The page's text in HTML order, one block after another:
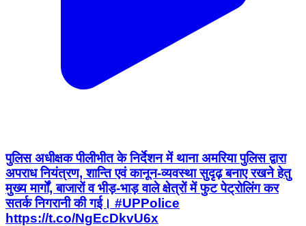
पुलिस अधीक्षक पीलीभीत के निर्देशन में थाना अमरिया पुलिस द्वारा
अपराध नियंत्रण, शान्ति एवं कानून-व्यवस्था सुदृढ़ बनाए रखने हेतु
मुख्य मार्गों, बाजारों व भीड़-भाड़ वाले क्षेत्रों में फुट पेट्रोलिंग कर
सतर्क निगरानी की गई। #UPPolice
https://t.co/NgEcDkvU6x